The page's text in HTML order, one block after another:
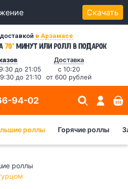
Скачать
в Арзамасе
70* минутили ролл в подарок
до 21:05
до 21:10
Доставка
с 10:20
от 600 рублей
94-02
роллы Горячие роллы
роллы